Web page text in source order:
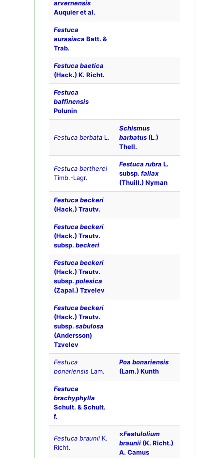
arvernensis
Auquier et al.
Festuca
aurasiaca Batt. &
Trab.
Festuca baetica
(Hack.) K. Richt.
Festuca
baffinensis
Polunin
Festuca barbata L.
Schismus
barbatus (L.)
Thell.
Festuca bartherei
Timb.-Lagr.
Festuca rubra L.
subsp. fallax
(Thuill.) Nyman
Festuca beckeri
(Hack.) Trautv.
Festuca beckeri
(Hack.) Trautv.
subsp. beckeri
Festuca beckeri
(Hack.) Trautv.
subsp. polesica
(Zapal.) Tzvelev
Festuca beckeri
(Hack.) Trautv.
subsp. sabulosa
(Andersson)
Tzvelev
Festuca
bonariensis Lam.
Poa bonariensis
(Lam.) Kunth
Festuca
brachyphylla
Schult. & Schult.
f.
Festuca braunii K.
Richt.
×Festulolium
braunii (K. Richt.)
A. Camus